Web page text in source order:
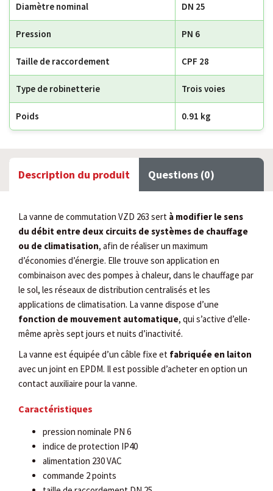
Diamètre nominal DN 25
Pression PN 6
Taille de raccordement CPF 28
Type de robinetterie Trois voies
Poids 0.91 kg
Description du produit Questions (0)
La vanne de commutation VZD 263 sert à modifier le sens
du débit entre deux circuits de systèmes de chauffage
ou de climatisation, afin de réaliser un maximum
d’économies d’énergie. Elle trouve son application en
combinaison avec des pompes à chaleur, dans le chauffage par
le sol, les réseaux de distribution centralisés et les
applications de climatisation. La vanne dispose d’une
fonction de mouvement automatique, qui s’active d’elle-
même après sept jours et nuits d’inactivité.
La vanne est équipée d’un câble fixe et fabriquée en laiton
avec un joint en EPDM. Il est possible d’acheter en option un
contact auxiliaire pour la vanne.
Caractéristiques
pression nominale PN 6
indice de protection IP40
alimentation 230 VAC
commande 2 points